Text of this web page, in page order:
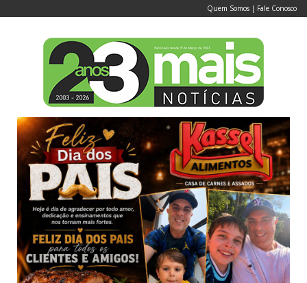
Quem Somos | Fale Conosco